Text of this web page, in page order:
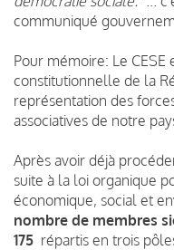
communiqué
Pour mémoire: Le
constitutionnelle de la
représentation des
associatives de notre
Après avoir déjà
suite à la loi organique
économique, social et
nombre de membres
175 répartis en trois